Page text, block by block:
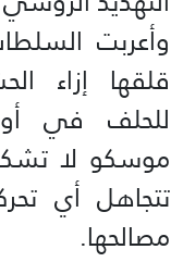
وأعربت
قلقها إزاء
للحلف في
موسكو لا
تتجاهل أي
مصالحها.